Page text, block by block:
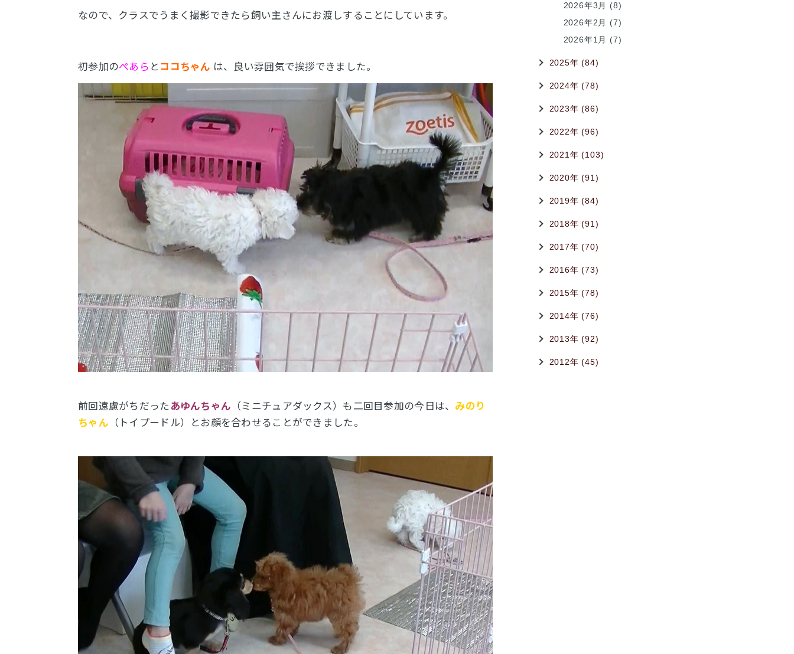
なので、クラスでうまく撮影できたら飼い主さんにお渡しすることにしています。
初参加のぺあら とココちゃん は、良い雰囲気で挨拶できました。
前回遠慮がちだったあゆんちゃん （ミニチュアダックス）も二回目参加の今日は、 みのり
ちゃん （トイプードル）とお顔を合わせることができました。
2026年3月 (8)
2026年2月 (7)
2026年1月 (7)
2025年 (84)
2024年 (78)
2023年 (86)
2022年 (96)
2021年 (103)
2020年 (91)
2019年 (84)
2018年 (91)
2017年 (70)
2016年 (73)
2015年 (78)
2014年 (76)
2013年 (92)
2012年 (45)